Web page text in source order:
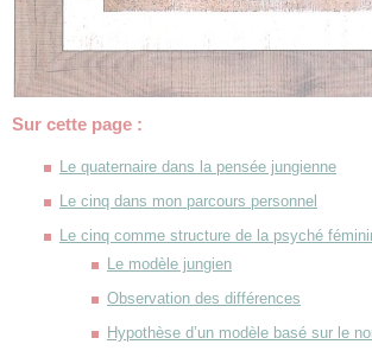
Sur cette page :
Le quaternaire dans la pensée jungienne
Le cinq dans mon parcours personnel
Le cinq comme structure de la psyché
Le modèle jungien
Observation des différences
Hypothèse d’un modèle basé sur le